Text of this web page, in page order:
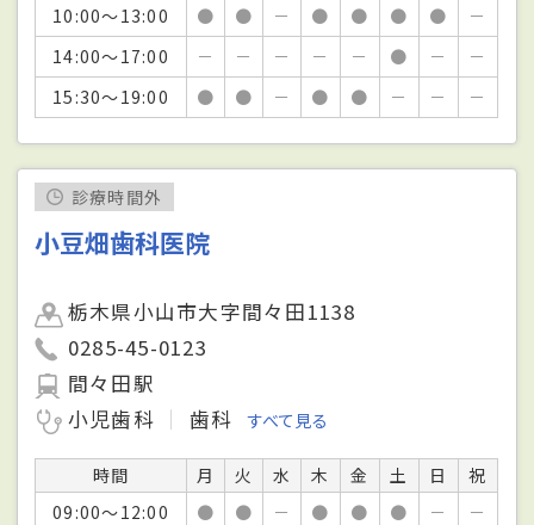
10:00～13:00
● ● － ● ● ● ●
－
14:00～17:00
－ － － － － ● －
－
15:30～19:00
● ● － ● ● － － －
診療時間外
小豆畑歯科医院
栃木県小山市大字間々田1138
0285-45-0123
間々田駅
小児歯科
歯科 すべて見る
時間 月 火 水 木 金 土 日
祝
09:00～12:00
● ● － ● ● ● －
－